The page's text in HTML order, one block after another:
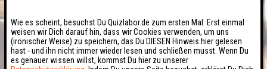
Wie es scheint, besuchst Du Quizlabor.de zum ersten Mal. Erst einmal
weisen wir Dich darauf hin, dass wir Cookies verwenden, um uns
(ironischer Weise) zu speichern, das Du DIESEN Hinweis hier gelesen
hast - und ihn nicht immer wieder lesen und schließen musst. Wenn Du
es genauer wissen willst, kommst Du hier zu unserer